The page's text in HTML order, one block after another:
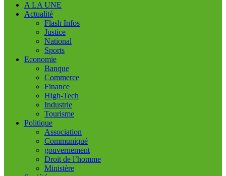
A LA UNE
Actualité
Flash Infos
Justice
National
Sports
Economie
Banque
Commerce
Finance
High-Tech
Industrie
Tourisme
Politique
Association
Communiqué
gouvernement
Droit de l’homme
Ministère